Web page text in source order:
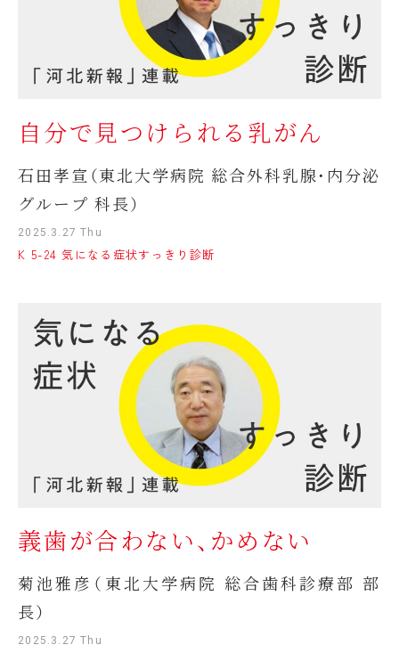
自分で見つけられる乳がん
石田孝宣（東北大学病院 総合外科乳腺・内分泌
グループ 科長）
2025.3.27 Thu
K 5-24 気になる症状すっきり診断
義歯が合わない、かめない
菊池雅彦（東北大学病院 総合歯科診療部 部
長）
2025.3.27 Thu